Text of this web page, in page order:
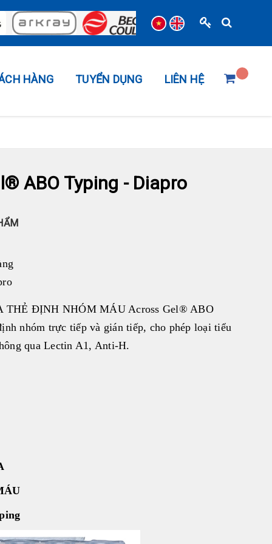
HÀNG TUYỂN DỤNG LIÊN HỆ
ABO Typing - Diapro
THẺ ĐỊNH NHÓM MÁU Across Gel® ABO
nhóm trực tiếp và gián tiếp, cho phép loại tiểu
qua Lectin A1, Anti-H.